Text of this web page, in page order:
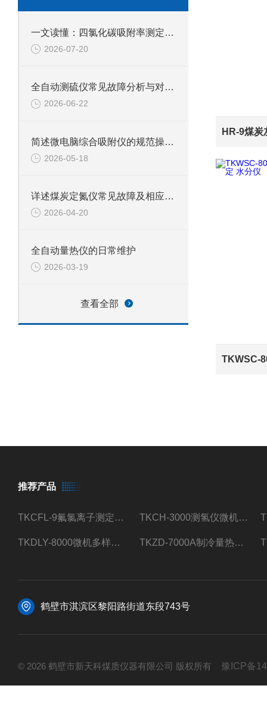
一文读懂：四氯化碳吸附率测定仪的正确使用方法与避坑技巧
2026-07-20
全自动测硫仪常见故障分析与对应解决策略分享
2026-06-22
简述微电脑综合吸附仪的规范操作流程
2026-05-18
详述煤炭定氮仪常见故障及相应解决措施
2026-04-20
全自动量热仪的日常维护
2026-03-19
查看全部
推荐产品
TKCFL-9氟氯离子测定仪自动煤质检测 TKCH-3000测氢仪微机氢元素测定煤质检测
TKDLY-8000微机多样测硫仪自动定硫仪化验室硫含量测定 TKZD-7000A制冷量热仪自动升降热值仪煤质检测
鹤壁市淇滨区黎阳路街道东段743号
© 2026 鹤壁市新天科煤质仪器有限公司 版权所有 豫ICP备